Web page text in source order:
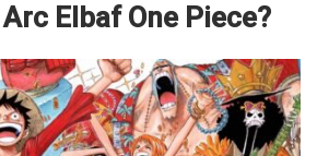
Elbaf One Piece?